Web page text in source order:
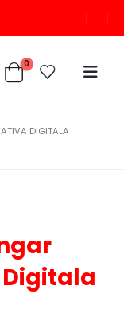
0
DIGITALA